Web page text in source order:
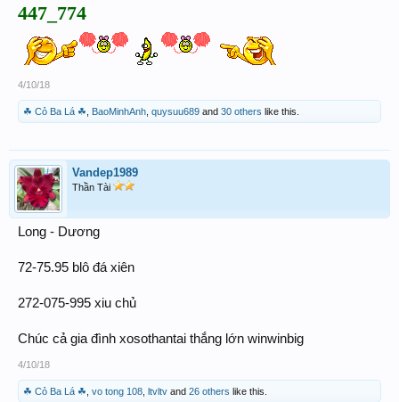
447_774
4/10/18
☘ Cỏ Ba Lá ☘ BaoMinhAnh quysuu689 and 30 others like this.
Vandep1989
Thần Tài
Long - Dương
72-75.95 blô đá xiên
272-075-995 xiu chủ
Chúc cả gia đình xosothantai thắng lớn winwinbig
4/10/18
☘ Cỏ Ba Lá ☘ vo tong 108 ltvltv and 26 others like this.